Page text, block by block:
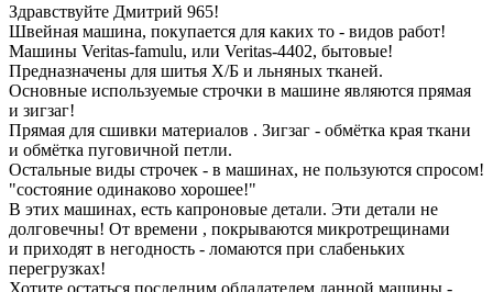
Здравствуйте Дмитрий 965!
Швейная машина, покупается для каких то - видов работ!
Машины Veritas-famulu, или Veritas-4402, бытовые!
Предназначены для шитья Х/Б и льняных тканей.
Основные используемые строчки в машине являются прямая
и зигзаг!
Прямая для сшивки материалов . Зигзаг - обмётка края ткани
и обмётка пуговичной петли.
Остальные виды строчек - в машинах, не пользуются спросом!
"состояние одинаково хорошее!"
В этих машинах, есть капроновые детали. Эти детали не
долговечны! От времени , покрываются микротрещинами
и приходят в негодность - ломаются при слабеньких
перегрузках!
Хотите остаться последним обладателем данной машины -